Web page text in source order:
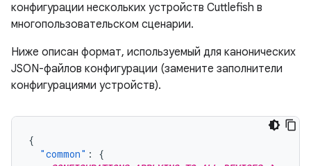
конфигурации нескольких устройств Cuttlefish в
многопользовательском сценарии.
Ниже описан формат, используемый для канонических
JSON-файлов конфигурации (замените заполнители
конфигурациями устройств).
{
"common" :
{